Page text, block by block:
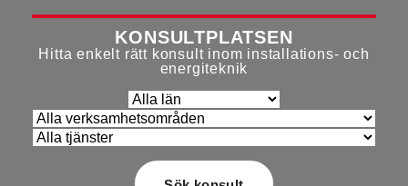
KONSULTPLATSEN
Hitta enkelt rätt konsult inom installations- och
energiteknik